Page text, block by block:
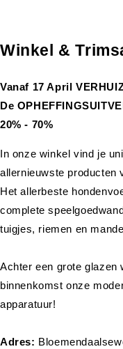
Winkel &
Vanaf 17 April
De
20% - 70%
In onze winkel vind je
allernieuwste producten
Het allerbeste
complete
tuigjes, riemen en
Achter een grote glazen
binnenkomst onze
apparatuur!
Adres: